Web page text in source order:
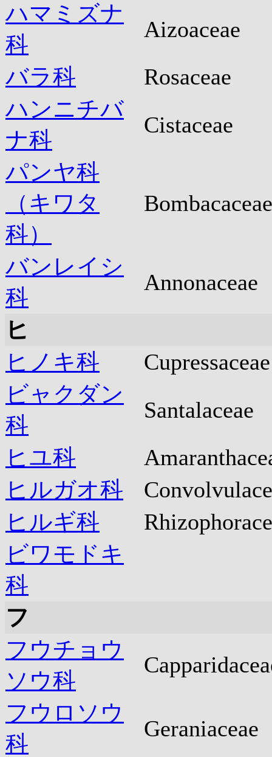
ハマミズナ
科
Aizoaceae
バラ科
Rosaceae
ハンニチバ
ナ科
Cistaceae
パンヤ科
（キワタ
科）
Bombacaceae
バンレイシ
科
Annonaceae
ヒ
ヒノキ科
Cupressaceae
ビャクダン
科
Santalaceae
ヒユ科
ヒルガオ科
ヒルギ科
ビワモドキ
科
フ
フウチョウ
ソウ科
フウロソウ
科
Geraniaceae